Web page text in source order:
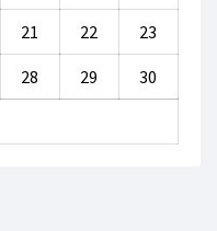
21 22 23
28 29 30